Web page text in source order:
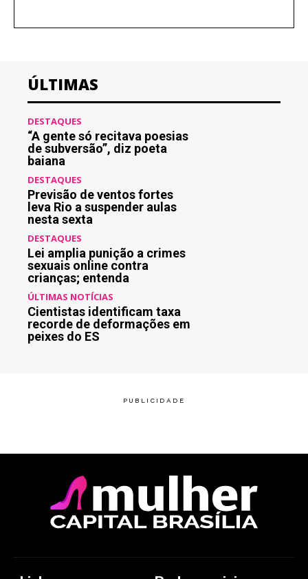
ÚLTIMAS
DESTAQUES
“A gente só recitava poesias
de subversão”, diz poeta
baiana
DESTAQUES
Previsão de ventos fortes
leva Rio a suspender aulas
nesta sexta
DESTAQUES
Lei amplia punição a crimes
sexuais online contra
crianças; entenda
ÚLTIMAS NOTÍCIAS
Cientistas identificam taxa
recorde de deformações em
peixes do ES